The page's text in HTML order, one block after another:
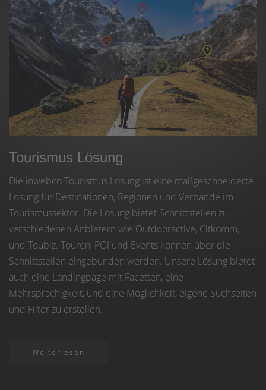
Management Platform
eRecht24
Tourismus Lösung
Die inwebco Tourismus Lösung ist eine maßgeschneiderte
Lösung für Destinationen, Regionen und Verbände im
Tourismussektor. Die Lösung bietet Schnittstellen zu
verschiedenen Anbietern wie Outdooractive, Citkomm,
und Toubiz. Touren, POI und Events können über die
Schnittstellen eingebunden werden. Unsere Lösung bietet
auch eine Landingpage mit Facetten, eine
Mehrsprachigkeit, und eine Möglichkeit, eigene Suchseiten
und Filter zu erstellen.
Weiterlesen